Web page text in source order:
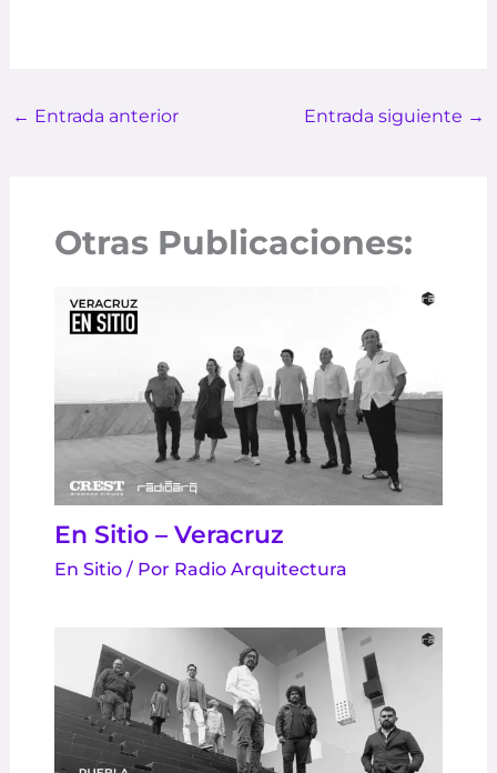
← Entrada anterior Entrada siguiente →
Otras Publicaciones:
En Sitio – Veracruz
En Sitio/ Por Radio Arquitectura